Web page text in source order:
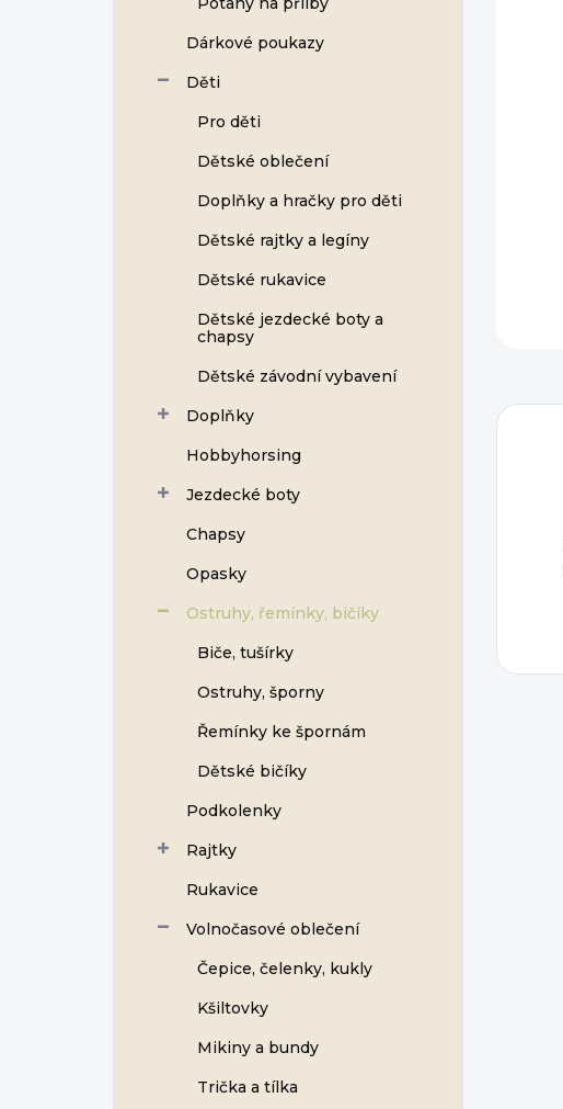
Dárkové poukazy
Děti
Pro děti
Dětské oblečení
Doplňky a hračky pro děti
Dětské rajtky a legíny
Dětské rukavice
Dětské jezdecké boty a
chapsy
Dětské závodní vybavení
Doplňky
Hobbyhorsing
Jezdecké boty
Chapsy
Opasky
Ostruhy, řemínky, bičíky
Biče, tušírky
Ostruhy, šporny
Řemínky ke špornám
Dětské bičíky
Podkolenky
Rajtky
Rukavice
Volnočasové oblečení
Čepice, čelenky, kukly
Kšiltovky
Mikiny a bundy
Trička a tílka